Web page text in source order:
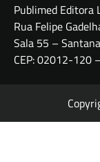
Publimed Editora
Rua Felipe
Sala 55 – Santana
CEP: 02012-120